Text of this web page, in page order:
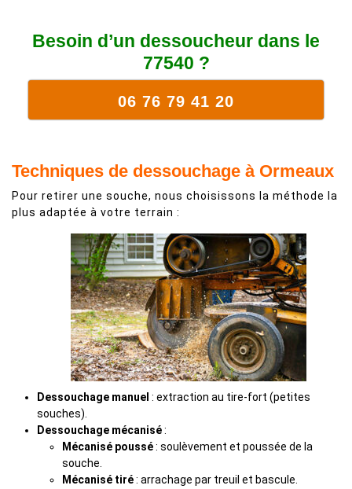
Besoin d’un dessoucheur dans le
77540 ?
06 76 79 41 20
Techniques de dessouchage à Ormeaux
Pour retirer une souche, nous choisissons la méthode la
plus adaptée à votre terrain :
Dessouchage manuel : extraction au tire-fort (petites
souches).
Dessouchage mécanisé:
Mécanisé poussé: soulèvement et poussée de la
souche.
Mécanisé tiré: arrachage par treuil et bascule.